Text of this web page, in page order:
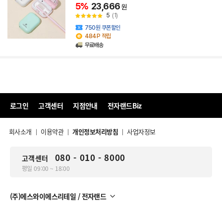
5% 23,666원
5 (1)
750원 쿠폰할인
484P 적립
무료배송
로그인 고객센터 지점안내 전자랜드Biz
회사소개 | 이용약관 | 개인정보처리방침 | 사업자정보
고객센터 080 - 010 - 8000
평일 09:00 ~ 18:00
(주)에스와이에스리테일 / 전자랜드